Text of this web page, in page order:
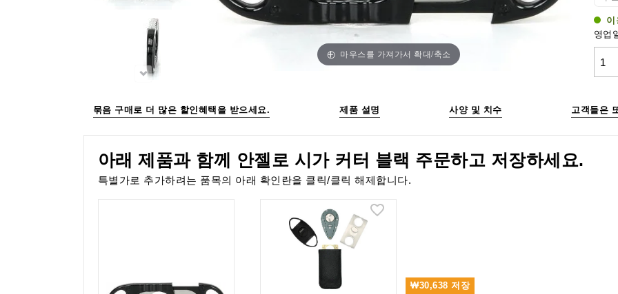
마우스를 가져가서 확대/축소
이
영업
묶음 구매로 더 많은 할인혜택을 받으세요. 제품 설명 사양 및 치수 고객들은
아래 제품과 함께 안젤로 시가 커터 블랙 주문하고 저장하세요.
특별가로 추가하려는 품목의 아래 확인란을 클릭/클릭 해제합니다.
₩30,638 저장